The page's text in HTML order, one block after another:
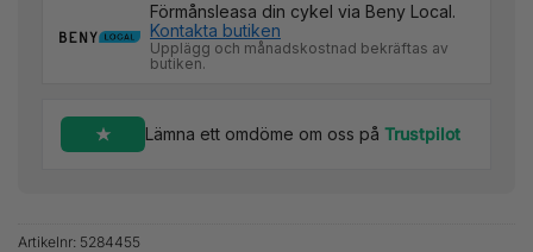
Förmånsleasa din cykel via Beny Local.
Kontakta butiken
Upplägg och månadskostnad bekräftas av
butiken.
Lämna ett omdöme om oss på Trustpilot
Artikelnr: 5284455